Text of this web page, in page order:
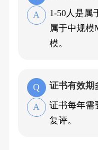
1-50人是属
属于中规模
模。
证书有效期
证书每年需
复评。